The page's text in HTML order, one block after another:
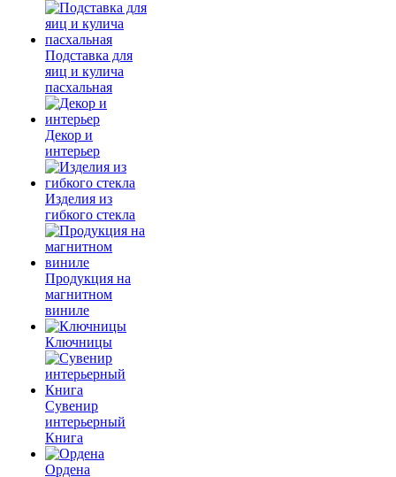
Подставка для
яиц и кулича
пасхальная
Декор и
интерьер
Изделия из
гибкого стекла
Продукция на
магнитном
виниле
Ключницы
Сувенир
интерьерный
Книга
Ордена